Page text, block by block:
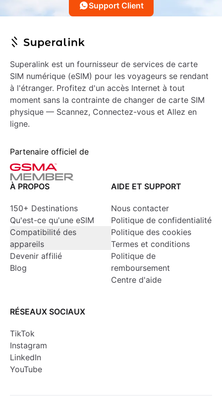
Support Client
Superalink est un fournisseur de services de carte
SIM numérique (eSIM) pour les voyageurs se rendant
à l'étranger. Profitez d'un accès Internet à tout
moment sans la contrainte de changer de carte SIM
physique — Scannez, Connectez-vous et Allez en
ligne.
Partenaire officiel de
À PROPOS
150+ Destinations
Qu'est-ce qu'une eSIM
Compatibilité des
appareils
Devenir affilié
Blog
AIDE ET SUPPORT
Nous contacter
Politique de confidentialité
Politique des cookies
Termes et conditions
Politique de
remboursement
Centre d'aide
RÉSEAUX SOCIAUX
TikTok
Instagram
LinkedIn
YouTube